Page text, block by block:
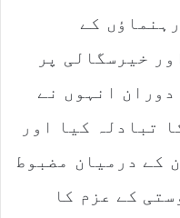
کے
خیرسگالی پر
انہوں نے
تبادلہ کیا اور
کے درمیان مضبوط
کے عزم کا